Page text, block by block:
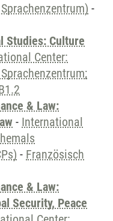
-
Studies: Culture
Center:
& Law:
- International
- Französisch
& Law:
Security, Peace